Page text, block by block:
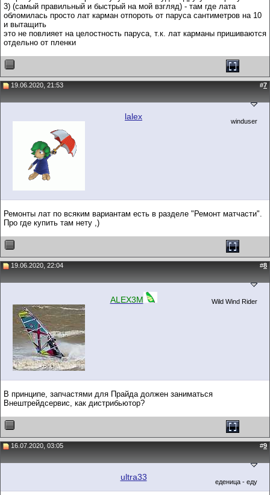
3) (самый правильный и быстрый на мой взгляд) - там где лата
обломилась просто лат карман отпороть от паруса сантиметров на 10
и вытащить
это не повлияет на целостность паруса, т.к. лат карманы пришиваются
отдельно от пленки
19.06.2020, 21:53 #7
lalex winduser
Ремонты лат по всяким вариантам есть в разделе "Ремонт матчасти".
Про где купить там нету ,)
19.06.2020, 22:04 #8
ALEX3M Wild Wind Rider
В принципе, запчастями для Прайда должен заниматься
Внештрейдсервис, как дистрибьютор?
16.07.2020, 03:05 #9
ultra33 еденица - еду